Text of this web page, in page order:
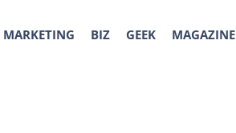
BIZ GEEK MAGAZINE